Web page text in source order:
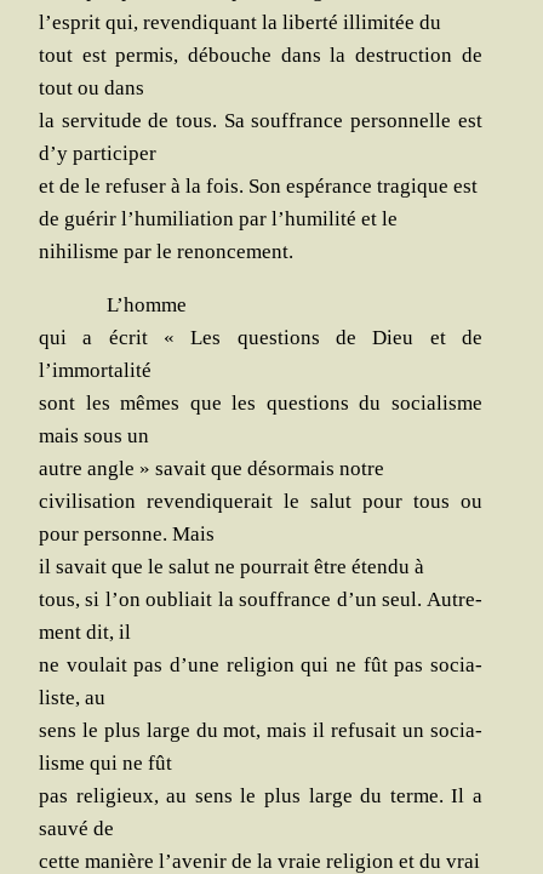
l’esprit qui, reven­di­quant la liber­té illi­mi­tée du
tout est per­mis, débouche dans la des­truc­tion de
tout ou dans
la ser­vi­tude de tous. Sa souf­france per­son­nelle est
d’y participer
et de le refu­ser à la fois. Son espé­rance tra­gique est
de gué­rir l’humiliation par l’humilité et le
nihi­lisme par le renoncement.
L’homme
qui a écrit « Les ques­tions de Dieu et de
l’immortalité
sont les mêmes que les ques­tions du socia­lisme
mais sous un
autre angle » savait que désormais­ notre
civi­li­sa­tion reven­di­que­rait le salut pour tous ou
pour per­sonne. Mais
il savait que le salut ne pour­rait être éten­du à
tous, si l’on oubliait la souf­france d’un seul. Autre­
ment dit, il
ne vou­lait pas d’une reli­gion qui ne fût pas socia­
liste, au
sens le plus large du mot, mais il refu­sait un socia­
lisme qui ne fût
pas reli­gieux, au sens le plus large du terme. Il a
sau­vé de
cette manière l’avenir de la vraie reli­gion et du vrai